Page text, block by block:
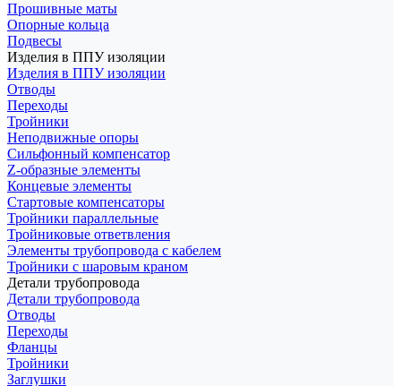
Прошивные маты
Опорные кольца
Подвесы
Изделия в ППУ изоляции
Изделия в ППУ изоляции
Отводы
Переходы
Тройники
Неподвижные опоры
Cильфонный компенсатор
Z-образные элементы
Концевые элементы
Стартовые компенсаторы
Тройники параллельные
Тройниковые ответвления
Элементы трубопровода с кабелем
Тройники с шаровым краном
Детали трубопровода
Детали трубопровода
Отводы
Переходы
Фланцы
Тройники
Заглушки